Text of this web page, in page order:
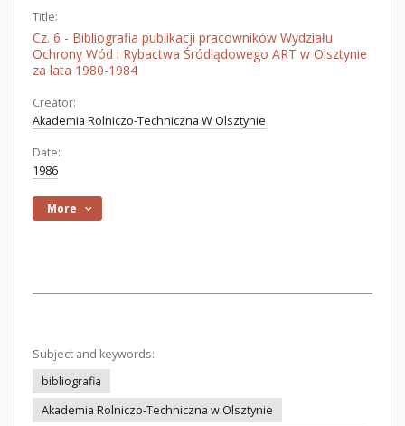
Title:
Cz. 6 - Bibliografia publikacji pracowników Wydziału
Ochrony Wód i Rybactwa Śródlądowego ART w Olsztynie
za lata 1980-1984
Creator:
Akademia Rolniczo-Techniczna W Olsztynie
Date:
1986
More
Subject and keywords:
bibliografia
Akademia Rolniczo-Techniczna w Olsztynie